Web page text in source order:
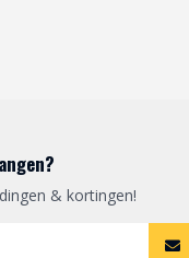
& kortingen!